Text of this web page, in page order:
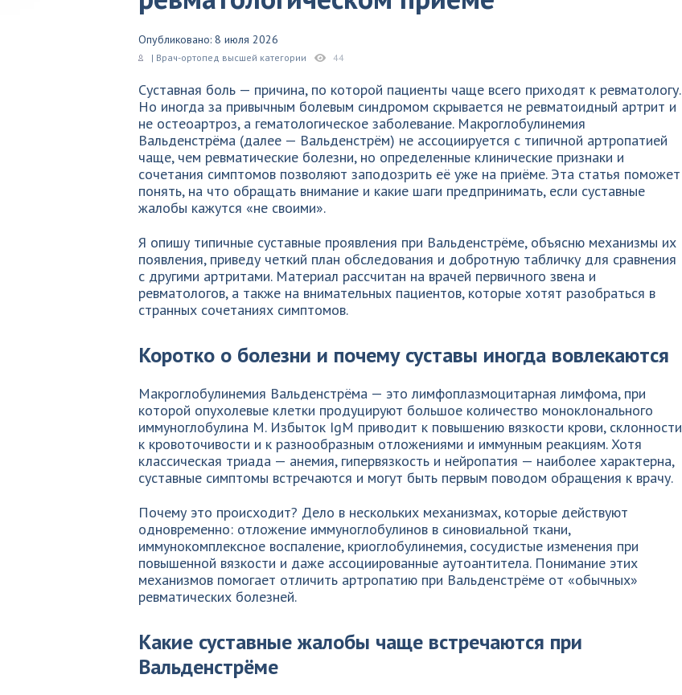
Опубликовано: 8 июля 2026
| Врач-ортопед высшей категории 44
Суставная боль — причина, по которой пациенты чаще всего приходят к ревматологу.
Но иногда за привычным болевым синдромом скрывается не ревматоидный артрит и
не остеоартроз, а гематологическое заболевание. Макроглобулинемия
Вальденстрёма (далее — Вальденстрём) не ассоциируется с типичной артропатией
чаще, чем ревматические болезни, но определенные клинические признаки и
сочетания симптомов позволяют заподозрить её уже на приёме. Эта статья поможет
понять, на что обращать внимание и какие шаги предпринимать, если суставные
жалобы кажутся «не своими».
Я опишу типичные суставные проявления при Вальденстрёме, объясню механизмы их
появления, приведу четкий план обследования и добротную табличку для сравнения
с другими артритами. Материал рассчитан на врачей первичного звена и
ревматологов, а также на внимательных пациентов, которые хотят разобраться в
странных сочетаниях симптомов.
Коротко о болезни и почему суставы иногда вовлекаются
Макроглобулинемия Вальденстрёма — это лимфоплазмоцитарная лимфома, при
которой опухолевые клетки продуцируют большое количество моноклонального
иммуноглобулина M. Избыток IgM приводит к повышению вязкости крови, склонности
к кровоточивости и к разнообразным отложениями и иммунным реакциям. Хотя
классическая триада — анемия, гипервязкость и нейропатия — наиболее характерна,
суставные симптомы встречаются и могут быть первым поводом обращения к врачу.
Почему это происходит? Дело в нескольких механизмах, которые действуют
одновременно: отложение иммуноглобулинов в синовиальной ткани,
иммунокомплексное воспаление, криоглобулинемия, сосудистые изменения при
повышенной вязкости и даже ассоциированные аутоантитела. Понимание этих
механизмов помогает отличить артропатию при Вальденстрёме от «обычных»
ревматических болезней.
Какие суставные жалобы чаще встречаются при
Вальденстрёме